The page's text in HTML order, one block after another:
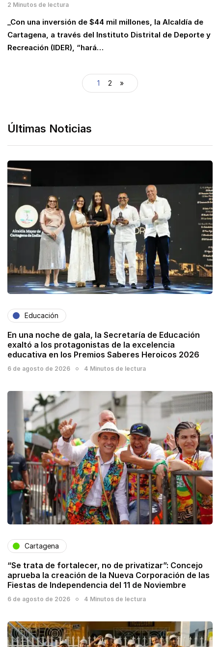
2 Minutos de lectura
_Con una inversión de $44 mil millones, la Alcaldía de
Cartagena, a través del Instituto Distrital de Deporte y
Recreación (IDER), “hará…
1 2 »
Últimas Noticias
Educación
En una noche de gala, la Secretaría de Educación
exaltó a los protagonistas de la excelencia
educativa en los Premios Saberes Heroicos 2026
6 de agosto de 2026 4 Minutos de lectura
Cartagena
“Se trata de fortalecer, no de privatizar”: Concejo
aprueba la creación de la Nueva Corporación de las
Fiestas de Independencia del 11 de Noviembre
6 de agosto de 2026 4 Minutos de lectura